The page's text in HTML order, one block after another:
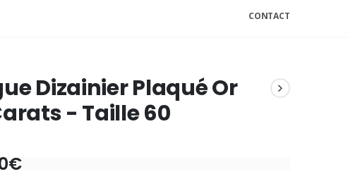
CONTACT
Dizainier Plaqué Or
- Taille 60